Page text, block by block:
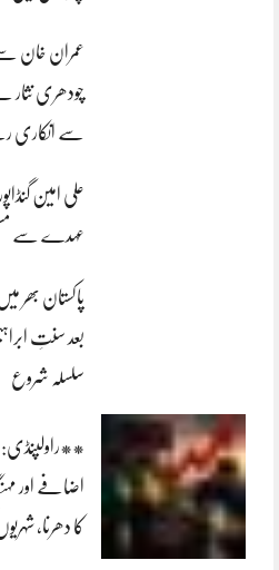
عمران خان
چودھری
سے انکاری
علی امین
عہدے سے
پاکستان بھر
بعد سنتِ
سلسلہ شروع
**راولپنڈی:
اضافے اور
کا دھرنا،